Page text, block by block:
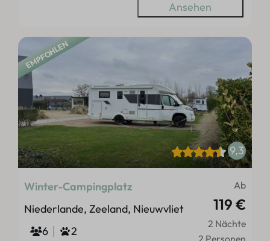
Ansehen
EMPFOHLEN
9,3
Ab
119 €
2 Nächte
Winter-Campingplatz
Niederlande, Zeeland, Nieuwvliet
6
2